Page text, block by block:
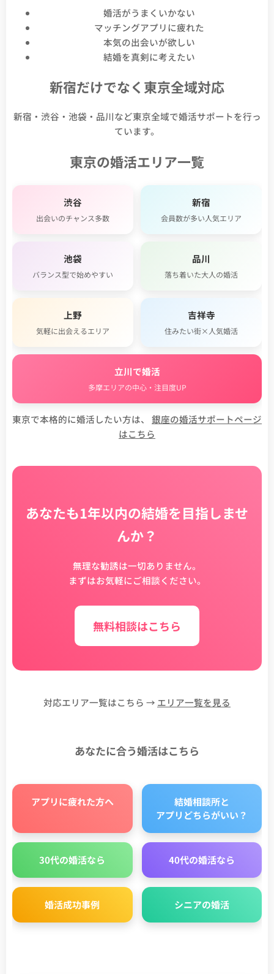
婚活がうまくいかない
マッチングアプリに疲れた
本気の出会いが欲しい
結婚を真剣に考えたい
新宿だけでなく東京全域対応
新宿・渋谷・池袋・品川など東京全域で婚活サポートを行っ
ています。
東京の婚活エリア一覧
渋谷
出会いのチャンス多数
新宿
会員数が多い人気エリア
池袋
バランス型で始めやすい
品川
落ち着いた大人の婚活
上野
気軽に出会えるエリア
吉祥寺
住みたい街×人気婚活
立川で婚活
多摩エリアの中心・注目度UP
東京で本格的に婚活したい方は、 銀座の婚活サポートページ
はこちら
あなたも1年以内の結婚を目指しませ
んか？
無理な勧誘は一切ありません。
まずはお気軽にご相談ください。
無料相談はこちら
対応エリア一覧はこちら → エリア一覧を見る
あなたに合う婚活はこちら
アプリに疲れた方へ
結婚相談所と
アプリどちらがいい？
30代の婚活なら 40代の婚活なら
婚活成功事例 シニアの婚活